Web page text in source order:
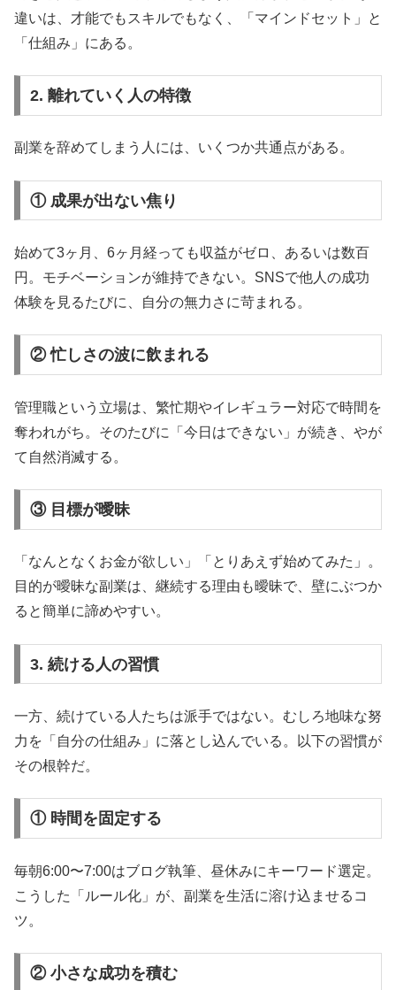
違いは、才能でもスキルでもなく、「マインドセット」と
「仕組み」にある。
2. 離れていく人の特徴
副業を辞めてしまう人には、いくつか共通点がある。
① 成果が出ない焦り
始めて3ヶ月、6ヶ月経っても収益がゼロ、あるいは数百
円。モチベーションが維持できない。SNSで他人の成功
体験を見るたびに、自分の無力さに苛まれる。
② 忙しさの波に飲まれる
管理職という立場は、繁忙期やイレギュラー対応で時間を
奪われがち。そのたびに「今日はできない」が続き、やが
て自然消滅する。
③ 目標が曖昧
「なんとなくお金が欲しい」「とりあえず始めてみた」。
目的が曖昧な副業は、継続する理由も曖昧で、壁にぶつか
ると簡単に諦めやすい。
3. 続ける人の習慣
一方、続けている人たちは派手ではない。むしろ地味な努
力を「自分の仕組み」に落とし込んでいる。以下の習慣が
その根幹だ。
① 時間を固定する
毎朝6:00〜7:00はブログ執筆、昼休みにキーワード選定。
こうした「ルール化」が、副業を生活に溶け込ませるコ
ツ。
② 小さな成功を積む